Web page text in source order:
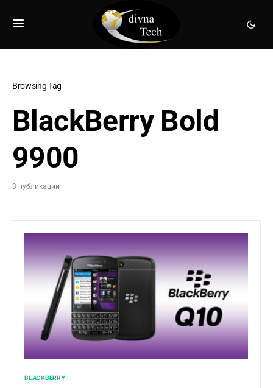
Browsing Tag
BlackBerry Bold
9900
3 публикации
BLACKBERRY